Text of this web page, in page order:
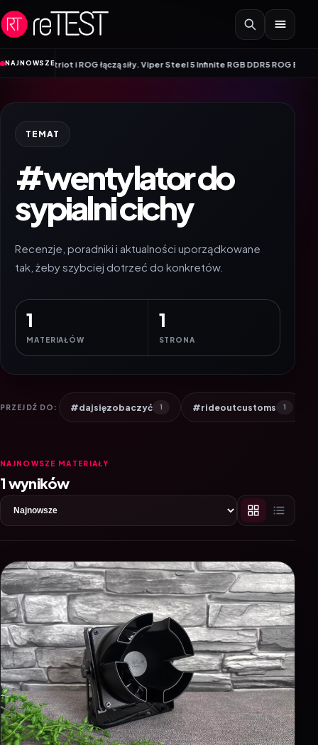
Przejdź do treści
NAJNOWSZE
•Patriot i ROG łączą siły. Viper Steel 5 Infinite RGB DDR5 ROG Edition
TEMAT
#wentylator do
sypialni cichy
Recenzje, poradniki i aktualności uporządkowane
tak, żeby szybciej dotrzeć do konkretów.
1
MATERIAŁÓW
1
STRONA
PRZEJDŹ DO: #dajsięzobaczyć 1 #rideoutcustoms 1
NAJNOWSZE MATERIAŁY
1 wyników